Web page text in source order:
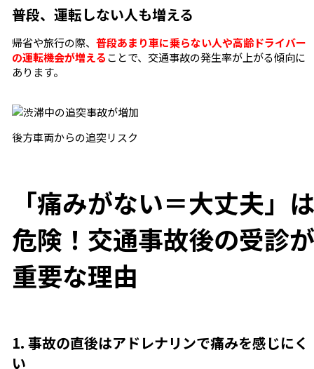
普段、運転しない人も増える
帰省や旅行の際、 普段あまり車に乗らない人や高齢ドライバー
の運転機会が増えることで、交通事故の発生率が上がる傾向に
あります。
後方車両からの追突リスク
「痛みがない＝大丈夫」は
危険！交通事故後の受診が
重要な理由
1. 事故の直後はアドレナリンで痛みを感じにく
い